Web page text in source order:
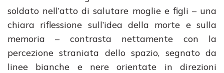
soldato nell’atto di salutare moglie e figli – una
chiara riflessione sull’idea della morte e sulla
memoria – contrasta nettamente con la
percezione straniata dello spazio, segnato da
linee bianche e nere orientate in direzioni